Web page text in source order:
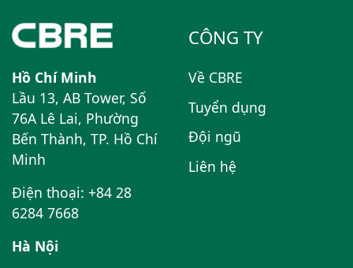
Hồ Chí Minh
Lầu 13, AB Tower, Số
76A Lê Lai, Phường
Bến Thành, TP. Hồ Chí
Minh
Điện thoại: +84 28
6284 7668
Hà Nội
CÔNG TY
Về CBRE
Tuyển dụng
Đội ngũ
Liên hệ